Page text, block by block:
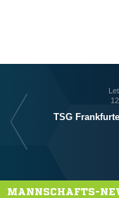
TSG
MANNSCHAFTS-